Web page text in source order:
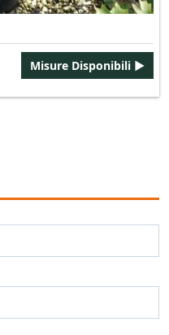
Misure Disponibili ►